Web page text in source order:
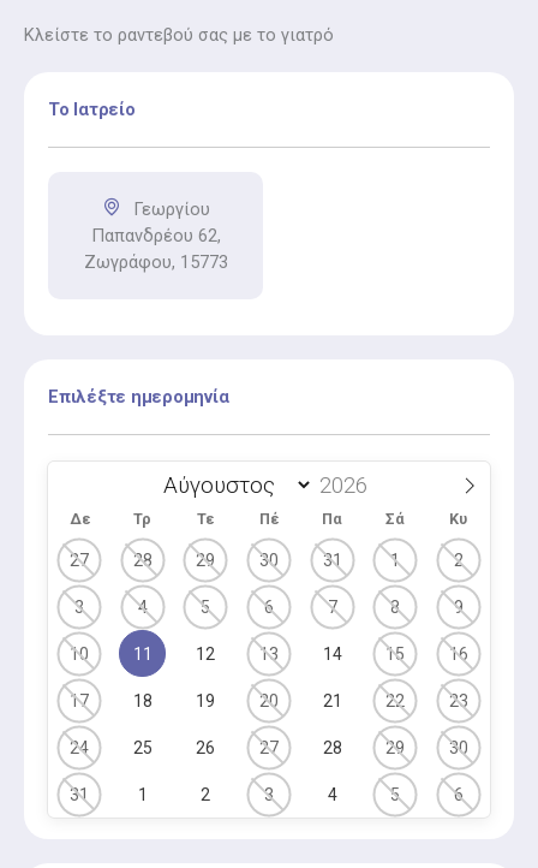
Κλείστε το ραντεβού σας με το γιατρό
Το Ιατρείο
Γεωργίου
Παπανδρέου 62,
Ζωγράφου, 15773
Επιλέξτε ημερομηνία
Δε Τρ Τε Πέ Πα Σά Κυ
27 28 29 30 31 1 2
3 4 5 6 7 8 9
10 11 12 13 14 15 16
17 18 19 20 21 22 23
24 25 26 27 28 29 30
31 1 2 3 4 5 6